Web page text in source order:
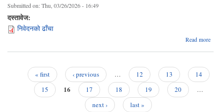
Submitted on:Thu, 03/26/2026 - 16:49
दस्तावेज:
निवेदनको ढाँचा
Read more
« first ‹ previous … 12 13
14
15
16 17 18 19 20
…
next ›
last »